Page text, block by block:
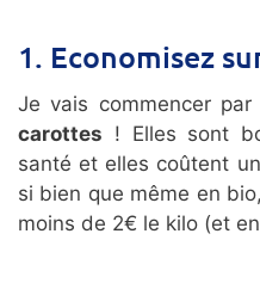
1. Economisez
Je vais commencer
carottes ! Elles sont
santé et elles coûtent
si bien que même en
moins de 2€ le kilo (et